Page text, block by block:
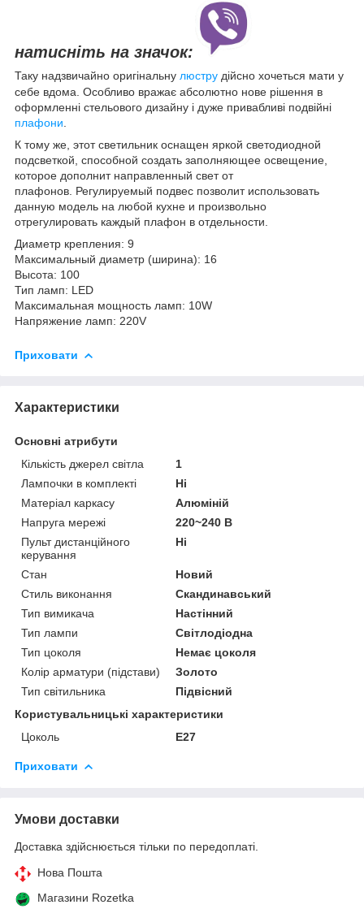
натисніть на значок:
Таку надзвичайно оригінальну люстру дійсно хочеться мати у
себе вдома. Особливо вражає абсолютно нове рішення в
оформленні стельового дизайну і дуже привабливі подвійні
плафони
К тому же, этот светильник оснащен яркой светодиодной
подсветкой, способной создать заполняющее освещение,
которое дополнит направленный свет от
плафонов. Регулируемый подвес позволит использовать
данную модель на любой кухне и произвольно
отрегулировать каждый плафон в отдельности.
Диаметр крепления: 9
Максимальный диаметр (ширина): 16
Высота: 100
Тип ламп: LED
Максимальная мощность ламп: 10W
Напряжение ламп: 220V
Приховати
Характеристики
Основні атрибути
Кількість джерел світла
1
Лампочки в комплекті
Ні
Матеріал каркасу
Алюміній
Напруга мережі
220~240 В
Пульт дистанційного
керування
Ні
Стан
Новий
Стиль виконання
Скандинавський
Тип вимикача
Настінний
Тип лампи
Світлодіодна
Тип цоколя
Немає цоколя
Колір арматури (підстави)
Золото
Тип світильника
Підвісний
Користувальницькі характеристики
Цоколь
E27
Приховати
Умови доставки
Доставка здійснюється тільки по передоплаті.
Нова Пошта
Магазини Rozetka